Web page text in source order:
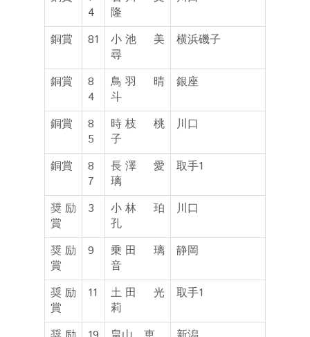
4
隆
銅賞 81
小池 美
尋
横浜磯子
銅賞
8
4
鳥羽 晴
斗
銀座
銅賞
8
5
時枝 桃
子
川口
銅賞
8
7
長澤 愛
璃
取手1
奨励
賞
3
小林 珀
孔
川口
奨励
賞
9
乗田 璃
音
静岡
奨励
賞
11
土田 光
莉
取手1